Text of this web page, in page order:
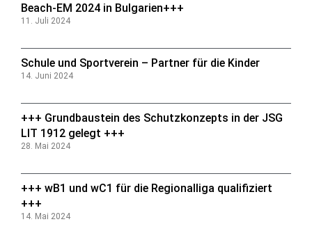
Beach-EM 2024 in Bulgarien+++
11. Juli 2024
Schule und Sportverein – Partner für die Kinder
14. Juni 2024
+++ Grundbaustein des Schutzkonzepts in der JSG
LIT 1912 gelegt +++
28. Mai 2024
+++ wB1 und wC1 für die Regionalliga qualifiziert
+++
14. Mai 2024